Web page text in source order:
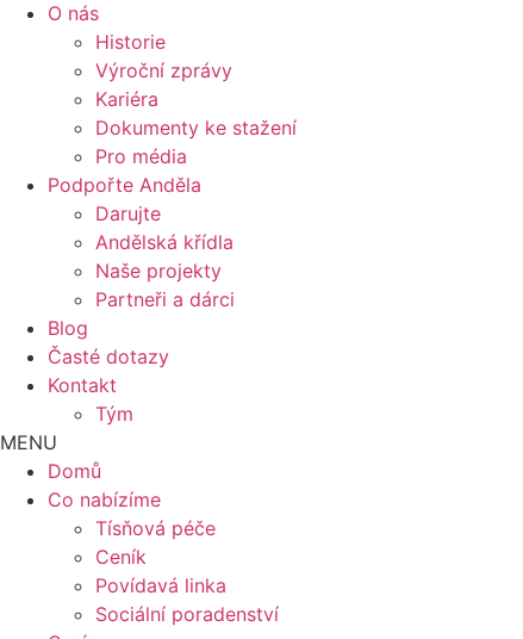
O nás
Historie
Výroční zprávy
Kariéra
Dokumenty ke stažení
Pro média
Podpořte Anděla
Darujte
Andělská křídla
Naše projekty
Partneři a dárci
Blog
Časté dotazy
Kontakt
Tým
MENU
Domů
Co nabízíme
Tísňová péče
Ceník
Povídavá linka
Sociální poradenství